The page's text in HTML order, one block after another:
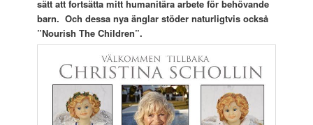
sätt att fortsätta mitt humanitära arbete för behövande
barn. Och dessa nya änglar stöder naturligtvis också
”Nourish The Children”.